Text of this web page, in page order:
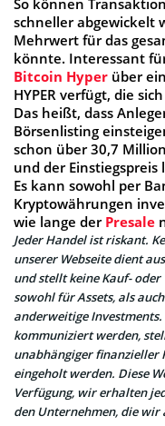
schneller abgewickelt
Mehrwert für das
könnte. Interessant
Bitcoin Hyper über
HYPER verfügt, die
Das heißt, dass
Börsenlisting
schon über 30,7
und der Einstiegspreis
Es kann sowohl per
Kryptowährungen
wie lange der Presale
Jeder Handel ist riskant.
unserer Webseite dient
und stellt keine Kauf-
sowohl für Assets, als
anderweitige
kommuniziert werden,
unabhängiger finanzieller
eingeholt werden. Diese
Verfügung, wir erhalten
den Unternehmen, die wir